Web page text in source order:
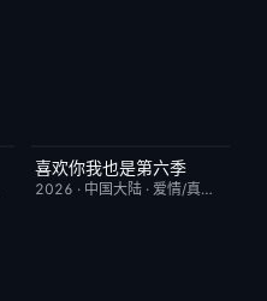
昨日更新
喜欢你我也是第六季
2026 · 中国大陆· 爱情/真人秀